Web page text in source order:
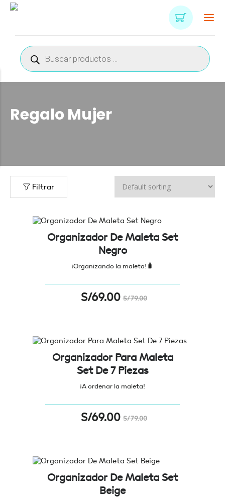
Búsqueda
de
productos
Regalo Mujer
Filtrar
Organizador De Maleta Set
Negro
¡Organizando la maleta!🧳
S/79.00
S/69.00
Organizador Para Maleta
Set De 7 Piezas
¡A ordenar la maleta!
S/79.00
S/69.00
Organizador De Maleta Set
Beige